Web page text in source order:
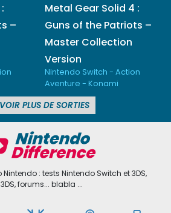
–
Metal Gear Solid 4 :
Guns of the Patriots –
Master Collection
Version
Nintendo Switch - Action
Aventure - Konami
VOIR PLUS DE SORTIES
: tests Nintendo Switch et 3DS,
forums... blabla ...